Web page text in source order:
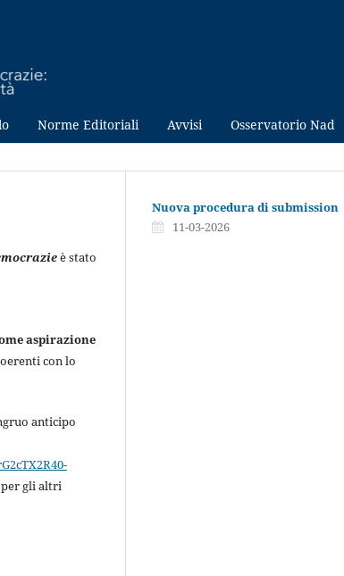
Norme Editoriali Avvisi Osservatorio Nad
è stato
aspirazione
con lo
anticipo
per gli altri
Nuova procedura di submission
11-03-2026